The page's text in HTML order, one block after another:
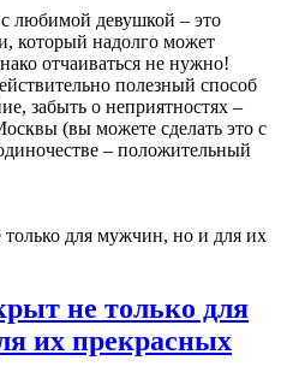
с любимой девушкой – это
который надолго может
отчаиваться не нужно!
полезный способ
забыть о неприятностях –
(вы можете сделать это с
– положительный
не только для
их прекрасных